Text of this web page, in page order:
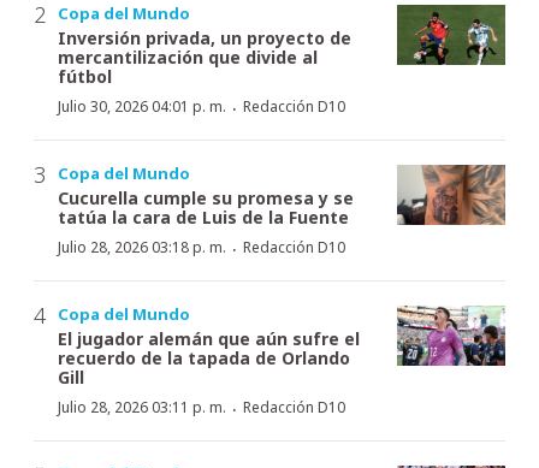
Copa del Mundo
Inversión privada, un proyecto de
mercantilización que divide al
fútbol
Julio 30, 2026 04:01 p. m. · Redacción D10
Copa del Mundo
Cucurella cumple su promesa y se
tatúa la cara de Luis de la Fuente
Julio 28, 2026 03:18 p. m. · Redacción D10
Copa del Mundo
El jugador alemán que aún sufre el
recuerdo de la tapada de Orlando
Gill
Julio 28, 2026 03:11 p. m. · Redacción D10